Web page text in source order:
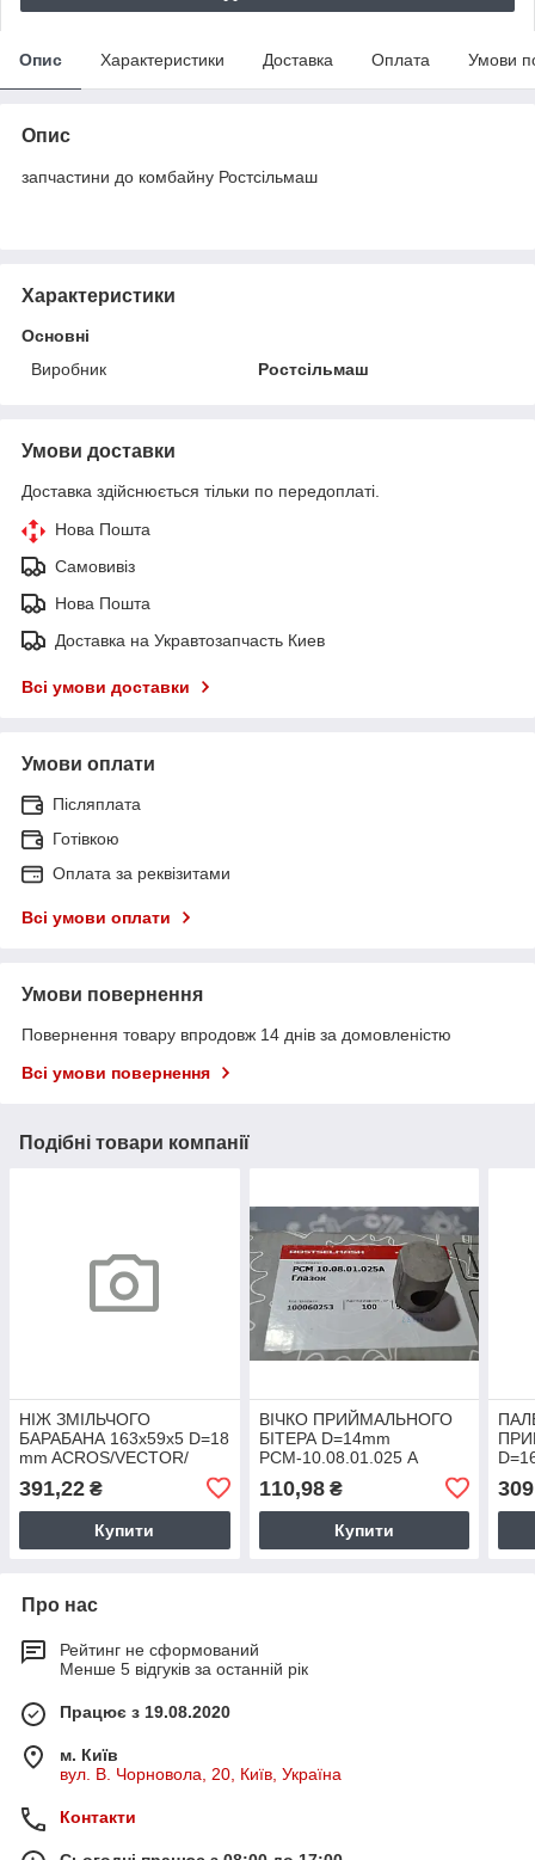
Опис Характеристики Доставка Оплата Умови
Опис
запчастини до комбайну Ростсільмаш
Характеристики
Основні
Виробник
Ростсільмаш
Умови доставки
Доставка здійснюється тільки по передоплаті.
Нова Пошта
Самовивіз
Нова Пошта
Доставка на Укравтозапчасть Киев
Всі умови доставки
Умови оплати
Післяплата
Готівкою
Оплата за реквізитами
Всі умови оплати
Умови повернення
Повернення товару впродовж 14 днів за домовленістю
Всі умови повернення
Подібні товари компанії
НІЖ ЗМІЛЬЧОГО
БАРАБАНА 163х59х5 D=18
mm ACROS/VECTOR/
РСМ-10Б.14.62.120333098
391,22 ₴
Купити
ВІЧКО ПРИЙМАЛЬНОГО
БІТЕРА D=14mm
РСМ-10.08.01.025 А
110,98₴
Купити
Про нас
Рейтинг не сформований
Менше 5 відгуків за останній рік
Працює з 19.08.2020
м. Київ
вул. В. Чорновола, 20, Київ, Україна
Контакти